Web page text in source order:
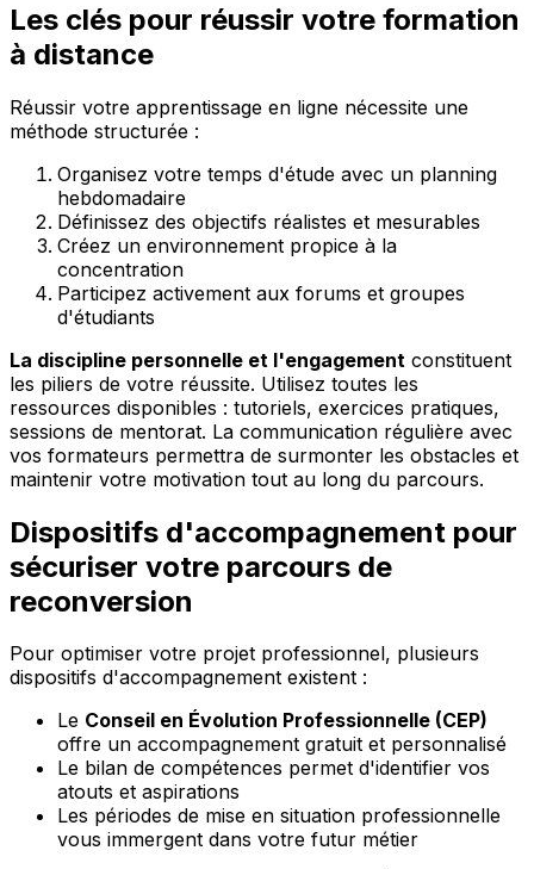
Les clés pour réussir votre formation
à distance
Réussir votre apprentissage en ligne nécessite une
méthode structurée :
Organisez votre temps d'étude avec un planning
hebdomadaire
Définissez des objectifs réalistes et mesurables
Créez un environnement propice à la
concentration
Participez activement aux forums et groupes
d'étudiants
La discipline personnelle et l'engagement constituent
les piliers de votre réussite. Utilisez toutes les
ressources disponibles : tutoriels, exercices pratiques,
sessions de mentorat. La communication régulière avec
vos formateurs permettra de surmonter les obstacles et
maintenir votre motivation tout au long du parcours.
Dispositifs d'accompagnement pour
sécuriser votre parcours de
reconversion
Pour optimiser votre projet professionnel, plusieurs
dispositifs d'accompagnement existent :
Le Conseil en Évolution Professionnelle (CEP)
offre un accompagnement gratuit et personnalisé
Le bilan de compétences permet d'identifier vos
atouts et aspirations
Les périodes de mise en situation professionnelle
vous immergent dans votre futur métier